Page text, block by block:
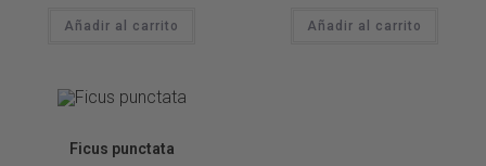
Añadir al carrito Añadir al carrito
Ficus punctata